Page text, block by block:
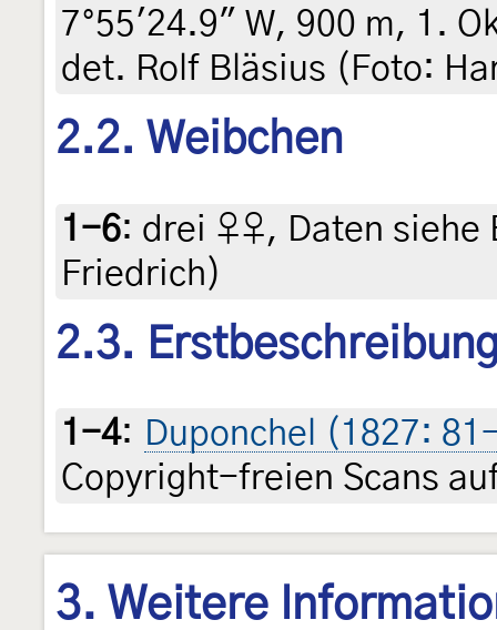
7°55'24.9" W, 900 m, 1.
det. Rolf Bläsius (Foto:
2.2. Weibchen
1-6: drei ♀♀, Daten siehe
Friedrich)
2.3.
1-4: Duponchel (1827:
Copyright-freien Scans
3. Weitere